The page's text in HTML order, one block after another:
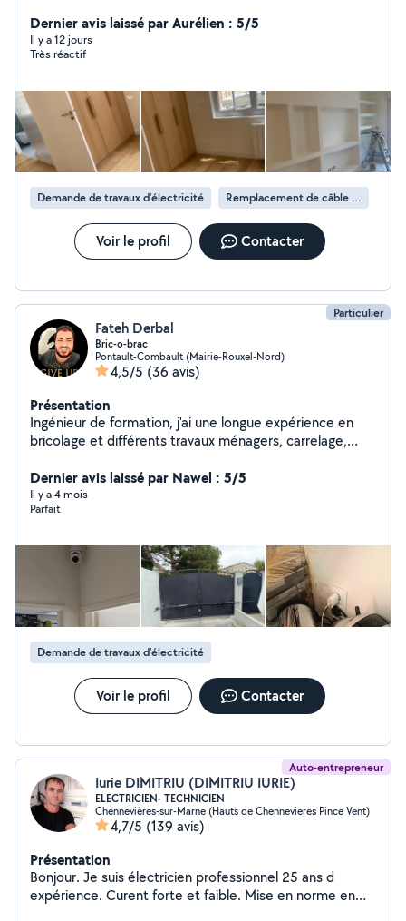
Dernier avis laissé par Aurélien : 5/5
Il y a 12 jours
Très réactif
Demande de travaux d’électricité Remplacement de câble électrique
Voir le profil Contacter
Particulier
Fateh Derbal
Bric-o-brac
Pontault-Combault (Mairie-Rouxel-Nord)
4,5/5 (36 avis)
Présentation
Ingénieur de formation, j'ai une longue expérience en
bricolage et différents travaux ménagers, carrelage,
Dernier avis laissé par Nawel : 5/5
Il y a 4 mois
Parfait
Demande de travaux d’électricité
Voir le profil Contacter
Auto-entrepreneur
Iurie DIMITRIU (DIMITRIU IURIE)
ELECTRICIEN- TECHNICIEN
Chennevières-sur-Marne (Hauts de Chennevieres Pince Vent)
4,7/5 (139 avis)
Présentation
Bonjour. Je suis électricien professionnel 25 ans d
expérience. Curent forte et faible. Mise en norme en